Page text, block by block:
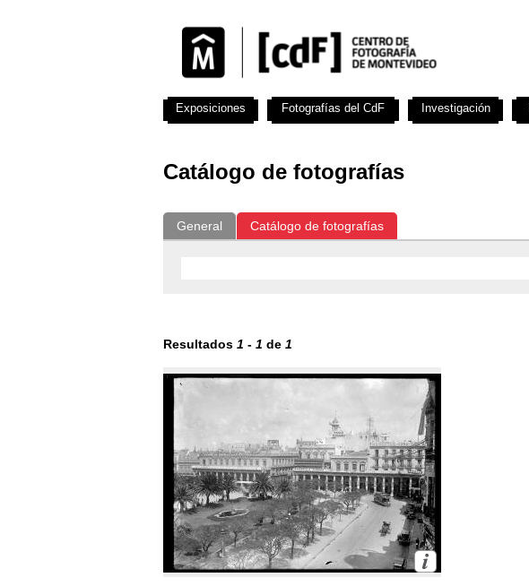
Catálogo de fotografías
General Catálogo de fotografías
Resultados 1 - 1 de 1
Exposiciones Fotografías del CdF Investigación